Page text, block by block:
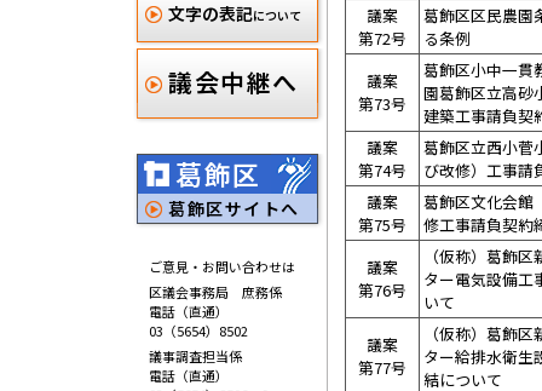
文字の表記について
議会中継へ
葛飾区
葛飾区サイトへ
ご意見・お問い合わせは
区議会事務局 庶務係
電話（直通）
03（5654）8502
議事調査担当係
電話（直通）
議案
第72号
葛飾区区民農園
る条例
議案
第73号
葛飾区小中一貫
園葛飾区立高砂
建築工事請負契
議案
第74号
葛飾区立西小菅
び改修）工事請
議案
第75号
葛飾区文化会館
修工事請負契約
議案
第76号
（仮称）葛飾
ター電気設備工
いて
議案
第77号
（仮称）葛飾
ター給排水衛生
結について